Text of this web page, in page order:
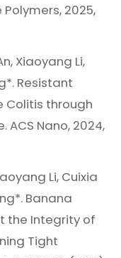
2025,
Xiaoyang Li,
Resistant
Colitis through
ACS Nano, 2024,
Li, Cuixia
Banana
the Integrity of
Tight